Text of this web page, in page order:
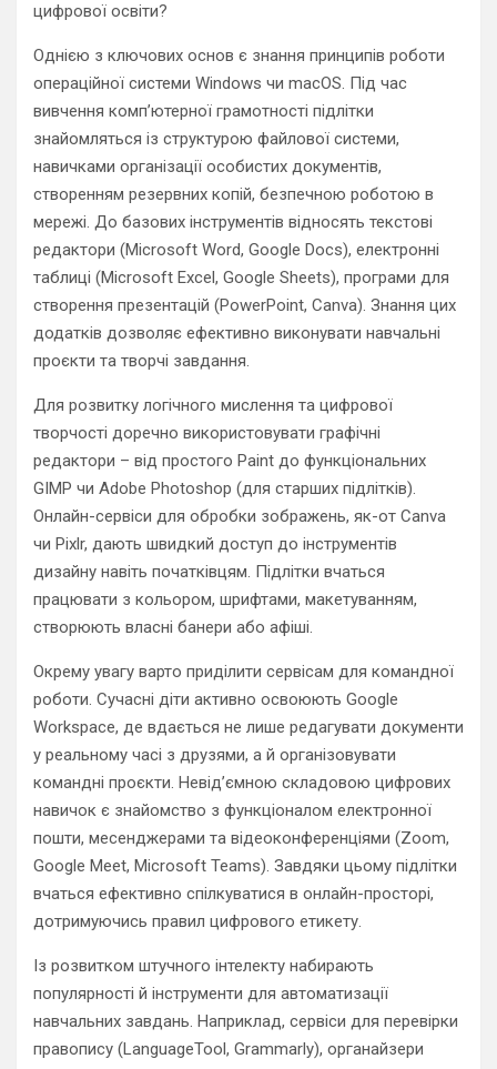
цифрової освіти?
Однією з ключових основ є знання принципів роботи
операційної системи Windows чи macOS. Під час
вивчення комп’ютерної грамотності підлітки
знайомляться із структурою файлової системи,
навичками організації особистих документів,
створенням резервних копій, безпечною роботою в
мережі. До базових інструментів відносять текстові
редактори (Microsoft Word, Google Docs), електронні
таблиці (Microsoft Excel, Google Sheets), програми для
створення презентацій (PowerPoint, Canva). Знання цих
додатків дозволяє ефективно виконувати навчальні
проєкти та творчі завдання.
Для розвитку логічного мислення та цифрової
творчості доречно використовувати графічні
редактори – від простого Paint до функціональних
GIMP чи Adobe Photoshop (для старших підлітків).
Онлайн-сервіси для обробки зображень, як-от Canva
чи Pixlr, дають швидкий доступ до інструментів
дизайну навіть початківцям. Підлітки вчаться
працювати з кольором, шрифтами, макетуванням,
створюють власні банери або афіші.
Окрему увагу варто приділити сервісам для командної
роботи. Сучасні діти активно освоюють Google
Workspace, де вдається не лише редагувати документи
у реальному часі з друзями, а й організовувати
командні проєкти. Невід’ємною складовою цифрових
навичок є знайомство з функціоналом електронної
пошти, месенджерами та відеоконференціями (Zoom,
Google Meet, Microsoft Teams). Завдяки цьому підлітки
вчаться ефективно спілкуватися в онлайн-просторі,
дотримуючись правил цифрового етикету.
Із розвитком штучного інтелекту набирають
популярності й інструменти для автоматизації
навчальних завдань. Наприклад, сервіси для перевірки
правопису (LanguageTool, Grammarly), органайзери